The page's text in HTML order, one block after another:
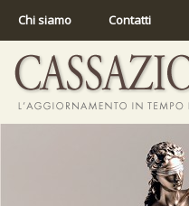
Chi siamo Contatti